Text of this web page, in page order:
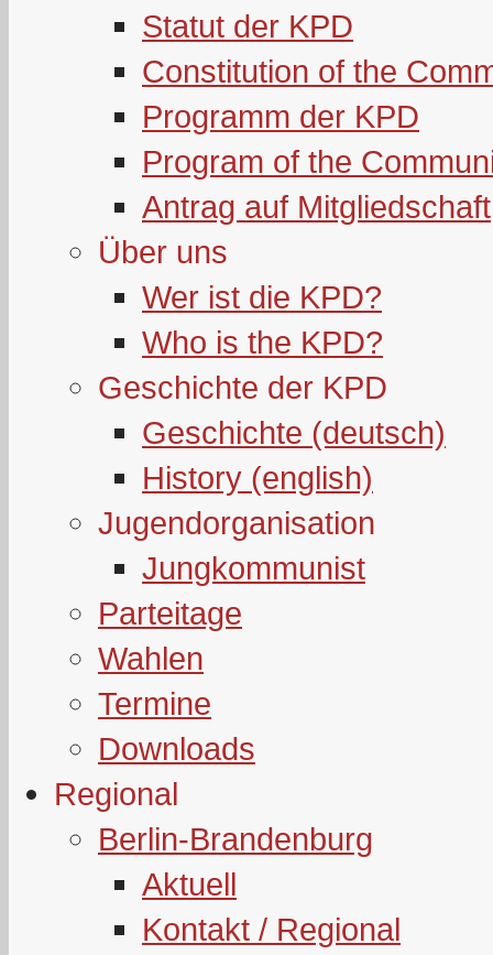
Statut der KPD
Constitution of the
Programm der KPD
Program of the
Antrag auf Mitgliedschaft
Über uns
Wer ist die KPD?
Who is the KPD?
Geschichte der KPD
Geschichte (deutsch)
History (english)
Jugendorganisation
Jungkommunist
Parteitage
Wahlen
Termine
Downloads
Regional
Berlin-Brandenburg
Aktuell
Kontakt / Regional